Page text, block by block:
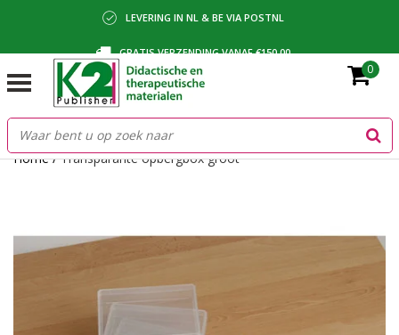
LEVERING IN NL & BE VIA POSTNL
GRATIS VERZENDING VANAF €150,00
BETALING VIA IDEAL, BANCONTACT OF FACTUUR
0
Home/Transparante opbergbox groot